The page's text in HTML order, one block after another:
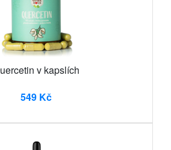
v kapslích
549 Kč